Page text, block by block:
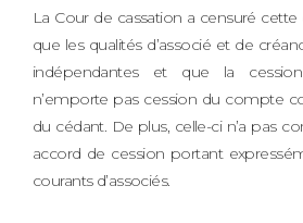
La Cour de cassation a censuré
que les qualités d’associé et de
indépendantes et que la
n’emporte pas cession du compte
du cédant. De plus, celle-ci n’a pas
accord de cession portant
courants d’associés.